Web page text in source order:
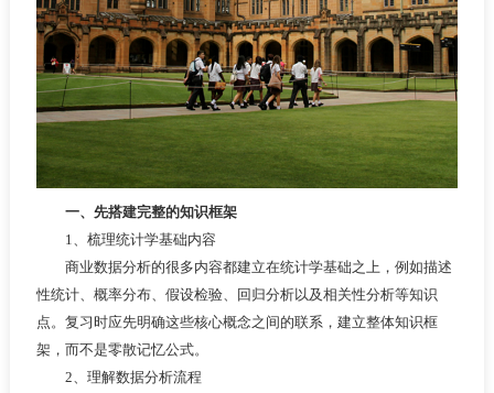
一、先搭建完整的知识框架
1、梳理统计学基础内容
商业数据分析的很多内容都建立在统计学基础之上，例如描述
性统计、概率分布、假设检验、回归分析以及相关性分析等知识
点。复习时应先明确这些核心概念之间的联系，建立整体知识框
架，而不是零散记忆公式。
2、理解数据分析流程